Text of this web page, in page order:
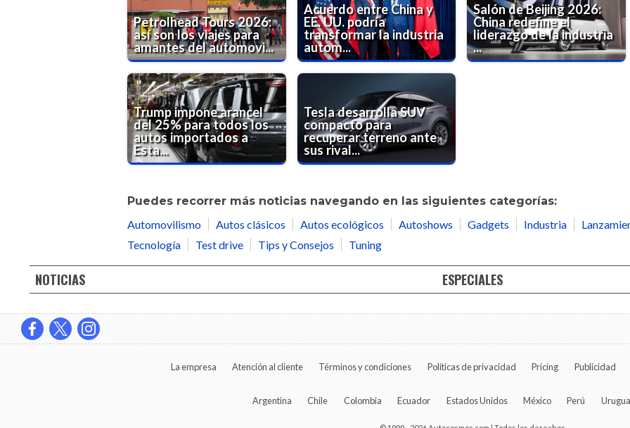
Petrolhead Tours 2026:
así son los viajes para
amantes del automovi...
Acuerdo entre China y
EE. UU. podría
transformar la industria
autom...
Salón de Beijing 2026:
China redefine el
liderazgo de la industria
...
Trump impone arancel
del 25% para todos los
autos importados a
Esta...
Tesla desarrolla SUV
compacto para
recuperar terreno ante
sus rival...
Puedes recorrer más noticias navegando en las siguientes categorías:
Automovilismo
Autos clásicos Autos ecológicos Autoshows Gadgets Industria
Tecnología
Test drive Tips y Consejos Tuning
NOTICIAS ESPECIALES
La empresa Atención al cliente Términos y condiciones Políticas de privacidad Pricing Publicidad
Argentina Chile Colombia Ecuador Estados Unidos México Perú